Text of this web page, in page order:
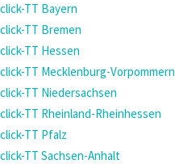
click-TT Bayern
click-TT Bremen
click-TT Hessen
click-TT Mecklenburg-Vorpommern
click-TT Niedersachsen
click-TT Rheinland-Rheinhessen
click-TT Pfalz
click-TT Sachsen-Anhalt